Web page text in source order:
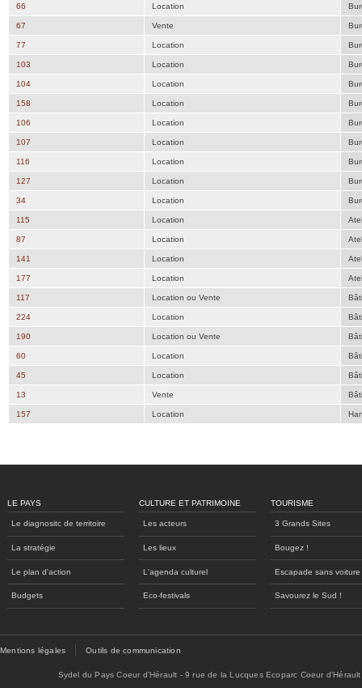
66 Location
67 Vente
77 Location
103 Location
104 Location
158 Location
106 Location
107 Location
116 Location
127 Location
34 Location
115 Location
87 Location
141 Location
177 Location
117 Location ou Vente
224 Location
190 Location ou Vente
60 Location
45 Location
13 Vente
157 Location
LE PAYS
Le diagnositc de territoire
La stratégie
Le plan d'action
Budgets
CULTURE ET PATRIMOINE
Les acteurs
Les lieux
L'agenda culturel
Eco-festivals
TOURISME
3 Grands Sites
Bougez !
Escapade sans voiture
Savourez le Sud !
Mentions légales Outils de communication
Sydel du Pays Coeur d'Hérault - 9 rue de la Lucques Ecoparc Coeur